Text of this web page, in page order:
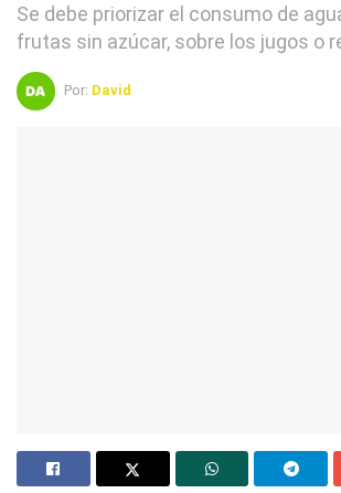
Se debe priorizar el consumo de
frutas sin azúcar, sobre los jugos o
Por: David